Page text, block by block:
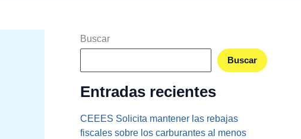
Buscar
Buscar
Entradas recientes
CEEES Solicita mantener las rebajas
fiscales sobre los carburantes al menos